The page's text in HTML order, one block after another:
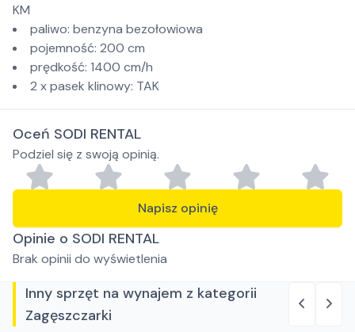
KM
paliwo: benzyna bezołowiowa
pojemność: 200 cm
prędkość: 1400 cm/h
2 x pasek klinowy: TAK
Oceń SODI RENTAL
Podziel się z swoją opinią.
Napisz opinię
Opinie o SODI RENTAL
Brak opinii do wyświetlenia
Inny sprzęt na wynajem z kategorii
Zagęszczarki